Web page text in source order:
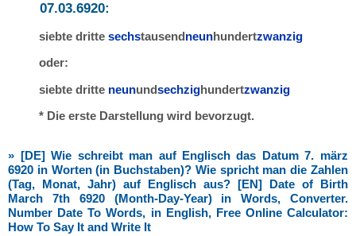
07.03.6920:
siebte dritte sechstausendneunhundertzwanzig
oder:
siebte dritte neunundsechzighundertzwanzig
* Die erste Darstellung wird bevorzugt.
» [DE] Wie schreibt man auf Englisch das Datum 7. märz
6920 in Worten (in Buchstaben)? Wie spricht man die Zahlen
(Tag, Monat, Jahr) auf Englisch aus? [EN] Date of Birth
March 7th 6920 (Month-Day-Year) in Words, Converter.
Number Date To Words, in English, Free Online Calculator:
How To Say It and Write It